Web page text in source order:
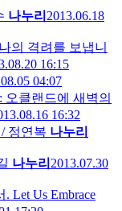
나누리 2013.06.18
의 격려를 보냅니
16:15
04:07
오클랜드에 새벽의
16:32
정연복 나누리
나누리 2013.07.30
Let Us Embrace